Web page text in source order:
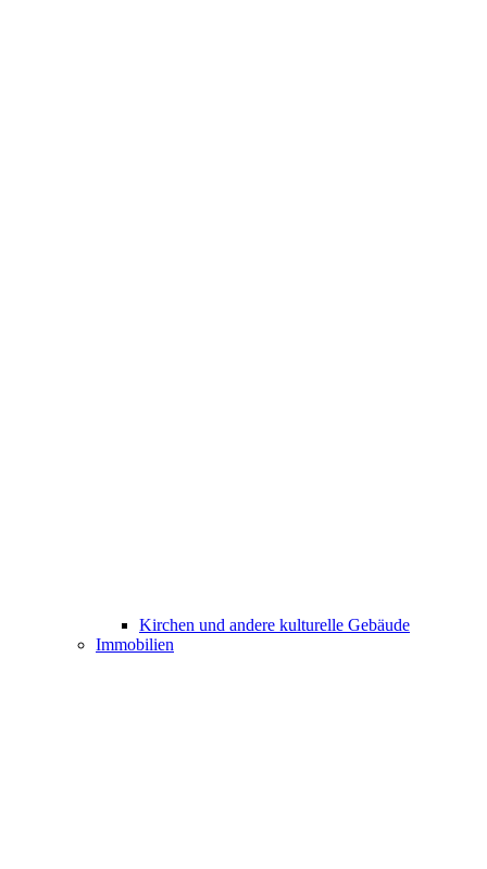
Kirchen und andere kulturelle Gebäude
Immobilien